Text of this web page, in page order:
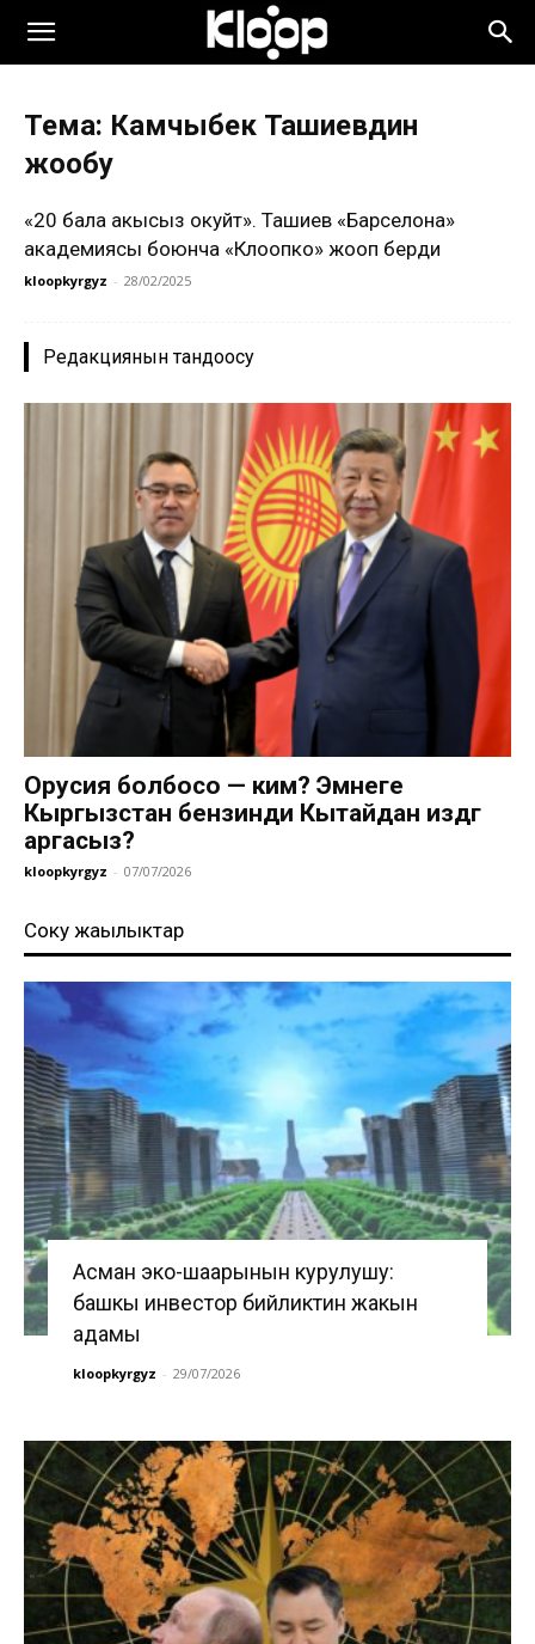
Тема: Камчыбек Ташиевдин
жообу
«20 бала акысыз окуйт». Ташиев «Барселона»
академиясы боюнча «Клоопко» жооп берди
kloopkyrgyz - 28/02/2025
Редакциянын тандоосу
Орусия болбосо — ким? Эмнеге
Кыргызстан бензинди Кытайдан издөөгө
аргасыз?
kloopkyrgyz - 07/07/2026
Соңку жаңылыктар
Асман эко-шаарынын курулушу:
башкы инвестор бийликтин жакын
адамы
kloopkyrgyz - 29/07/2026